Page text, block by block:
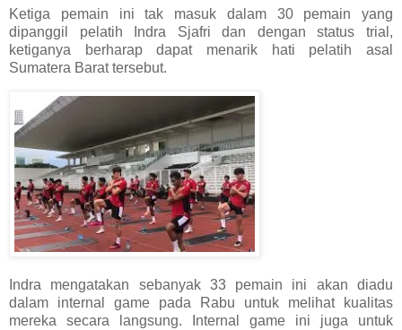
Ketiga pemain ini tak masuk dalam 30 pemain yang
dipanggil pelatih Indra Sjafri dan dengan status trial,
ketiganya berharap dapat menarik hati pelatih asal
Sumatera Barat tersebut.
Indra mengatakan sebanyak 33 pemain ini akan diadu
dalam internal game pada Rabu untuk melihat kualitas
mereka secara langsung. Internal game ini juga untuk